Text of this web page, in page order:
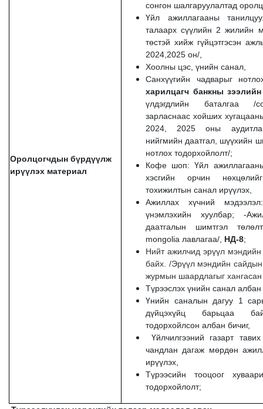
Оролцогчдын бүрдүүлж
ирүүлэх материал
сонгон шалгаруулалтад
Үйл ажиллагааны
талаарх сүүлийн 2 жилийн
төстэй хийж гүйцэтгэсэн
2024,2025 он/,
Хоолны цэс, үнийн санал,
Санхүүгийн чадварыг
харилцагч банкны
үлдэгдлийн баталгаа /
зарласнаас хойших
2024, 2025 оны
нийгмийн даатгал, шүүхийн
нотлох тодорхойлолт/;
Кофе шоп: Үйл ажиллагааны
хэсгийн орчин
тохижилтын санал ирүүлэх,
Ажиллах хүчний
үнэмлэхийн хуулбар; -
даатгалын шимтгэл
mongolia лавлагаа/, НД-8;
Нийт ажилчид эрүүл мэндийн
байх. /Эрүүл мэндийн
журмын шаардлагыг
Түрээслэх үнийн санал албан
Үнийн саналын дагуу 1
дүйцэхүйц барьцаа
тодорхойлсон албан бичиг,
Үйлчилгээний газарт
чандлан дагаж мөрдөн
ирүүлэх,
Түрээсийн тооцоог
тодорхойлолт;